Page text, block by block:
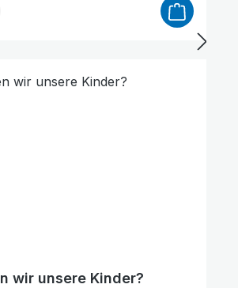
eigentlich dem, was heute viele
denken. Ihrer Meinung nach
haben. Nach dem Lesen der
wir unsere Kinder?